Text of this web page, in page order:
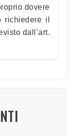
dovere
richiedere il
dall’art.